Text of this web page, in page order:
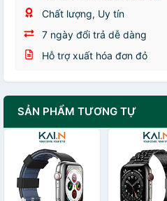
Chất lượng, Uy tín
7 ngày đổi trả dễ dàng
Hỗ trợ xuất hóa đơn đỏ
SẢN PHẨM TƯƠNG TỰ